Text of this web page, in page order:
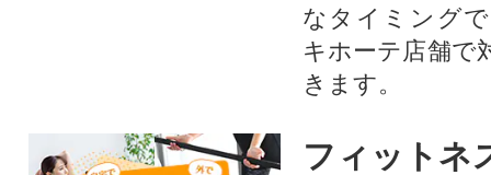
なタイミング
キホーテ店舗で
きます。
フィットネ